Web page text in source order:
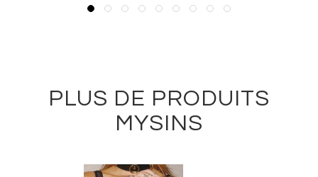
PLUS DE PRODUITS
MYSINS